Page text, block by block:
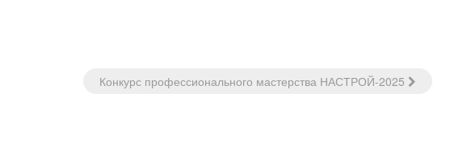
Конкурс профессионального мастерства НАСТРОЙ-2025